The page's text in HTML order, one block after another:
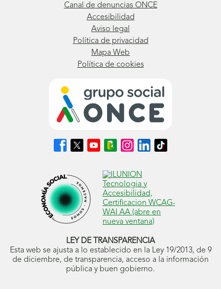
Canal de denuncias ONCE
Accesibilidad
Aviso legal
Política de privacidad
Mapa Web
Política de cookies
Síguenos
en
abrirá
en
ventana
nueva)
Síguenos
en
abrirá
en
ventana
nueva)
Síguenos
en
abrirá
en
ventana
nueva)
Síguenos
en
Blog
ONCE
(se
abrirá
en
ventana
nueva)
Síguenos
en
(se
abrirá
en
ventana
nueva)
Síguenos
en
(se
abrirá
en
ventana
nueva)
Síguenos
en
ventana
nueva)
LEY DE TRANSPARENCIA
Esta web se ajusta a lo establecido en la Ley 19/2013, de 9
de diciembre, de transparencia, acceso a la información
pública y buen gobierno.